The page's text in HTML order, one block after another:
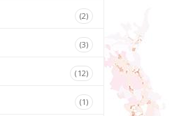
(2)
(3)
(12)
(1)